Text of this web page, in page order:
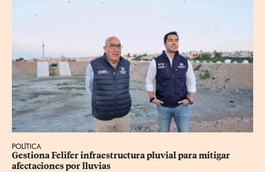
POLÍTICA
Gestiona Felifer infraestructura pluvial para mitigar
afectaciones por lluvias